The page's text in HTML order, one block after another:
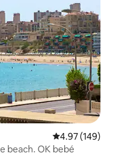
Calificación
4.97 (149)
the beach. OK bebé